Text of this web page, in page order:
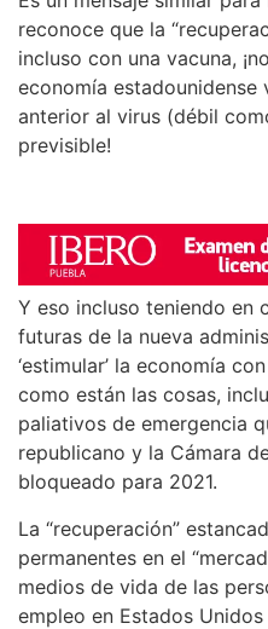
reconoce que la
incluso con una vacuna,
economía estadounidense
anterior al virus (débil
previsible!
Y eso incluso teniendo en
futuras de la nueva
‘estimular’ la economía
como están las cosas,
paliativos de emergencia
republicano y la Cámara
bloqueado para 2021.
La “recuperación”
permanentes en el
medios de vida de las
empleo en Estados